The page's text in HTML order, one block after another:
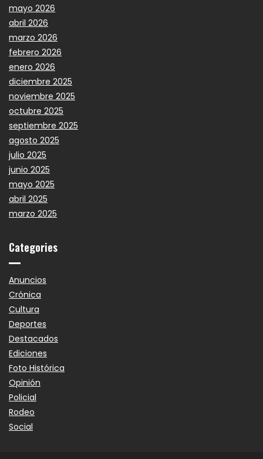
mayo 2026
abril 2026
marzo 2026
febrero 2026
enero 2026
diciembre 2025
noviembre 2025
octubre 2025
septiembre 2025
agosto 2025
julio 2025
junio 2025
mayo 2025
abril 2025
marzo 2025
Categories
Anuncios
Crónica
Cultura
Deportes
Destacados
Ediciones
Foto Histórica
Opinión
Policial
Rodeo
Social